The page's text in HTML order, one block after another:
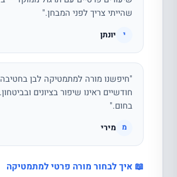
שהייתי צריך לפני המבחן."
י יונתן
"חיפשנו מורה למתמטיקה לבן
חודשיים ראינו שיפור בציונים
בחום."
מ מירי
📖 איך לבחור מורה פרטי למתמטיקה